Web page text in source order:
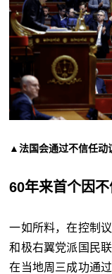
▲法国会通过不信任动
60年来首个因
一如所料，在控制
和极右翼党派国民
在当地周三成功通